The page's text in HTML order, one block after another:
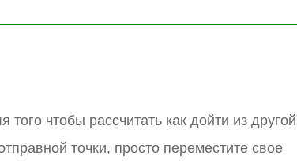
того чтобы рассчитать как дойти из другой
точки, просто переместите свое